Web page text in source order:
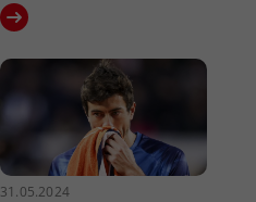
31.05.2024